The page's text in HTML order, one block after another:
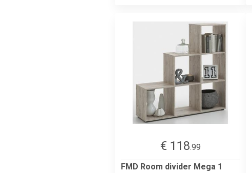
€ 118.99
FMD Room divider Mega 1